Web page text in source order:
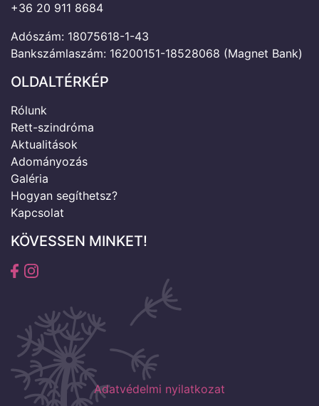
+36 20 911 8684
Adószám: 18075618-1-43
Bankszámlaszám: 16200151-18528068 (Magnet Bank)
OLDALTÉRKÉP
Rólunk
Rett-szindróma
Aktualitások
Adományozás
Galéria
Hogyan segíthetsz?
Kapcsolat
KÖVESSEN MINKET!
Adatvédelmi nyilatkozat